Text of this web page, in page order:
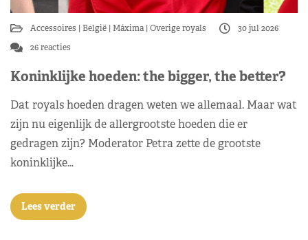
Accessoires België Máxima Overige royals
30 jul 2026
26 reacties
Koninklijke hoeden: the bigger, the better?
Dat royals hoeden dragen weten we allemaal. Maar wat
zijn nu eigenlijk de allergrootste hoeden die er
gedragen zijn? Moderator Petra zette de grootste
koninklijke…
Lees verder